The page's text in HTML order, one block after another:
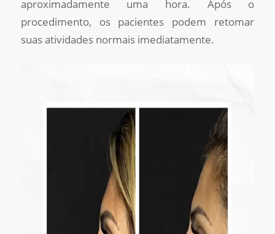
aproximadamente uma hora. Após o
procedimento, os pacientes podem retomar
suas atividades normais imediatamente.